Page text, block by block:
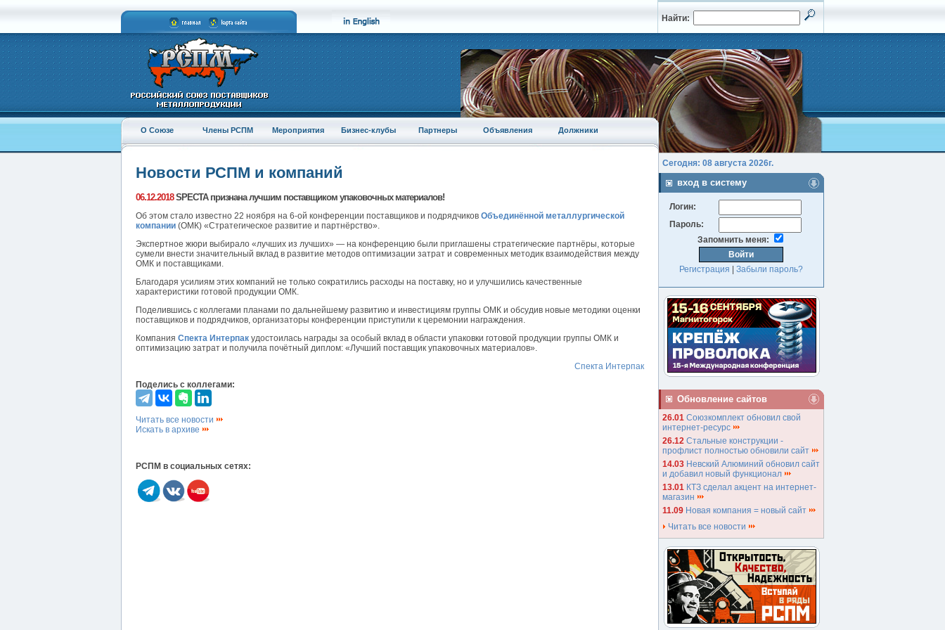
Найти:
О Союзе Члены РСПМ Мероприятия Бизнес-клубы Партнеры Объявления Должники
Новости РСПМ и компаний
06.12.2018SPECTA признана лучшим поставщиком упаковочных материалов!
Об этом стало известно 22 ноября на 6-ой конференции поставщиков и подрядчиков Объединённой металлургической
компании (ОМК) «Стратегическое развитие и партнёрство».
Экспертное жюри выбирало «лучших из лучших» — на конференцию были приглашены стратегические партнёры, которые
сумели внести значительный вклад в развитие методов оптимизации затрат и современных методик взаимодействия между
ОМК и поставщиками.
Благодаря усилиям этих компаний не только сократились расходы на поставку, но и улучшились качественные
характеристики готовой продукции ОМК.
Поделившись с коллегами планами по дальнейшему развитию и инвестициям группы ОМК и обсудив новые методики оценки
поставщиков и подрядчиков, организаторы конференции приступили к церемонии награждения.
Компания Спекта Интерпак удостоилась награды за особый вклад в области упаковки готовой продукции группы ОМК и
оптимизацию затрат и получила почётный диплом: «Лучший поставщик упаковочных материалов».
Спекта Интерпак
Поделись с коллегами:
Читать все новости
Искать в архиве
РСПМ в социальных сетях:
Сегодня: 08 августа 2026г.
вход в систему
Логин:
Пароль:
Запомнить меня:
Регистрация Забыли пароль?
Обновление сайтов
26.01 Союзкомплект обновил свой
интернет-ресурс
26.12 Стальные конструкции -
профлист полностью обновили сайт
14.03 Невский Алюминий обновил сайт
и добавил новый функционал
13.01 КТЗ сделал акцент на интернет-
магазин
11.09 Новая компания = новый сайт
Читать все новости